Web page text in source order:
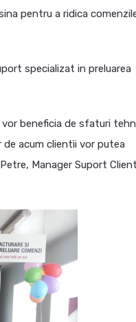
pentru a ridica
specializat in preluarea
beneficia de sfaturi
acum clientii vor putea
Manager Suport